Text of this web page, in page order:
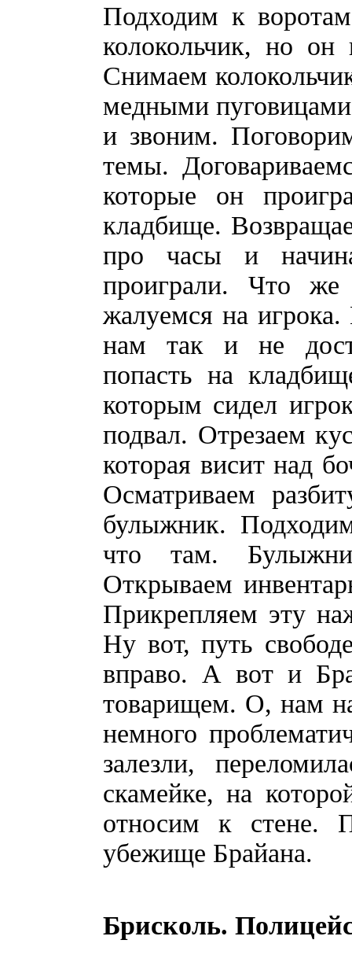
Подходим к
колокольчик, но
Снимаем
медными
и звоним.
темы.
которые он
кладбище.
про часы и
проиграли. Что
жалуемся на
нам так и не
попасть на
которым сидел
подвал. Отрезаем
которая висит над
Осматриваем
булыжник.
что там.
Открываем
Прикрепляем эту
Ну вот, путь
вправо. А вот и
товарищем. О, нам
немного
залезли,
скамейке, на
относим к стене.
убежище Брайана.
Брисколь.